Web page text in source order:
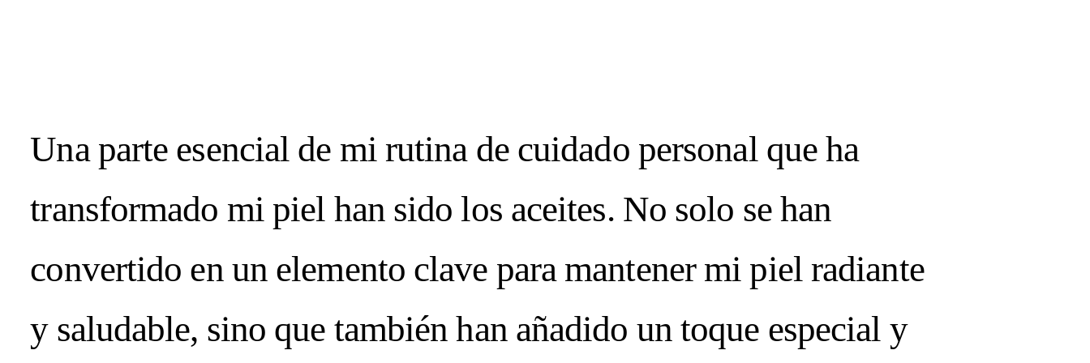
Welcome to dna
AUGUST 06, 2026
CURRENT ISSUE:
SPRING / SUMMER 2026
IMPERFECTION:
Una parte esencial de mi rutina de cuidado personal que ha
transformado mi piel han sido los aceites. No solo se han
convertido en un elemento clave para mantener mi piel radiante
y saludable, sino que también han añadido un toque especial y